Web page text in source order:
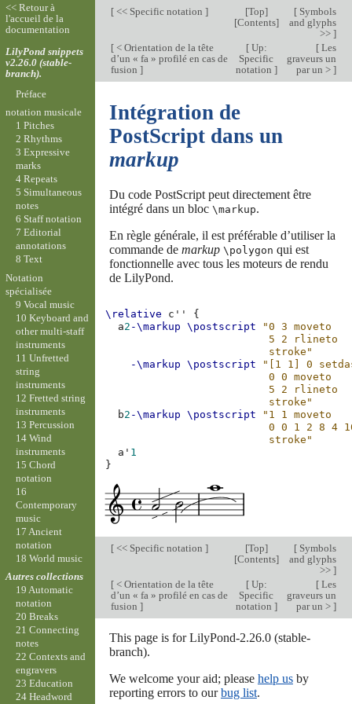
[<< Specific notation ] [Top]
[Contents]
[Symbols
and glyphs
>> ]
[< Orientation de la tête
d’un « fa » profilé en cas de
fusion ]
[Up:
Specific
notation ]
[Les
graveurs un
par un > ]
Intégration de
PostScript dans un
markup
Du code PostScript peut directement être
intégré dans un bloc \markup.
En règle générale, il est préférable d’utiliser la
commande de markup \polygon qui est
fonctionnelle avec tous les moteurs de rendu
de LilyPond.
\relative c''
{
a2 -\markup \postscript
"0 3 moveto
                          5 2 rlineto
                          stroke"
-\markup
\postscript
"[1 1] 0
                          0 0 moveto
                          5 2 rlineto
                          stroke"
b2 -\markup \postscript
"1 1 moveto
0 0 1 2 8 4
                          stroke"
a' 1
}
[<< Specific notation ] [Top]
[Contents]
[Symbols
and glyphs
>> ]
[< Orientation de la tête
d’un « fa » profilé en cas de
fusion ]
[Up:
Specific
notation ]
[Les
graveurs un
par un > ]
This page is for LilyPond-2.26.0 (stable-
branch).
We welcome your aid; please help usby
reporting errors to ourbug list.
<< Retour à
l'accueil de la
documentation
LilyPond snippets
v2.26.0 (stable-
branch).
Préface
notation musicale
1 Pitches
2 Rhythms
3 Expressive
marks
4 Repeats
5 Simultaneous
notes
6 Staff notation
7 Editorial
annotations
8 Text
Notation
spécialisée
9 Vocal music
10 Keyboard and
other multi-staff
instruments
11 Unfretted
string
instruments
12 Fretted string
instruments
13 Percussion
14 Wind
instruments
15 Chord
notation
16
Contemporary
music
17 Ancient
notation
18 World music
Autres collections
19 Automatic
notation
20 Breaks
21 Connecting
notes
22 Contexts and
engravers
23 Education
24 Headword